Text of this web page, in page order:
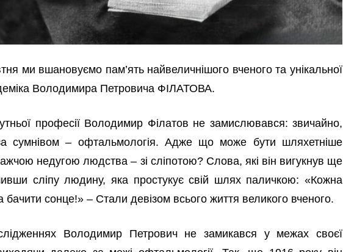
ми вшановуємо пам’ять найвеличнішого вченого та унікальної
Володимира Петровича ФІЛАТОВА.
професії Володимир Філатов не замислювався: звичайно,
сумнівом – офтальмологія. Адже що може бути шляхетніше
недугою людства – зі сліпотою? Слова, які він вигукнув ще
сліпу людину, яка простукує свій шлях паличкою: «Кожна
сонце!» – Стали девізом всього життя великого вченого.
Володимир Петрович не замикався у межах своєї